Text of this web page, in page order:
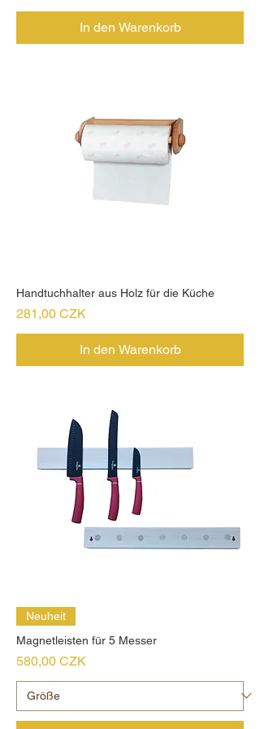
In den Warenkorb
Handtuchhalter aus Holz für die Küche
Preis
281,00 CZK
In den Warenkorb
Neuheit
Magnetleisten für 5 Messer
Preis
580,00 CZK